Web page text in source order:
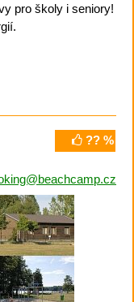
pro školy i seniory!
?? %